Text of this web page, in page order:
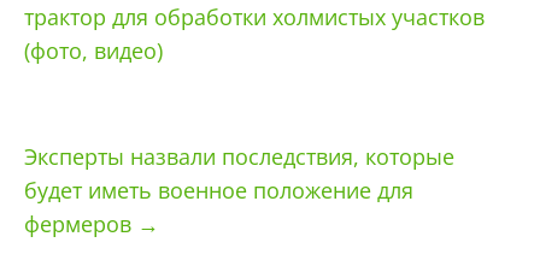
трактор для обработки холмистых участков
(фото, видео)
Эксперты назвали последствия, которые
будет иметь военное положение для
фермеров →